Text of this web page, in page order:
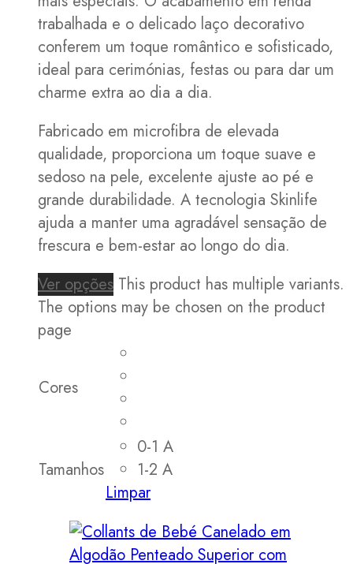
trabalhada e o delicado laço decorativo
conferem um toque romântico e sofisticado,
ideal para cerimónias, festas ou para dar um
charme extra ao dia a dia.
Fabricado em microfibra de elevada
qualidade, proporciona um toque suave e
sedoso na pele, excelente ajuste ao pé e
grande durabilidade. A tecnologia Skinlife
ajuda a manter uma agradável sensação de
frescura e bem-estar ao longo do dia.
Ver opções This product has multiple variants.
The options may be chosen on the product
page
Cores
Tamanhos
0-1 A
1-2 A
Limpar